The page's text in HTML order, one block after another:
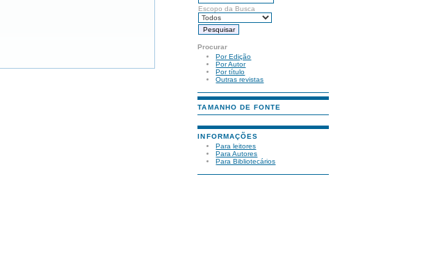
Escopo da Busca
Procurar
Por Edição
Por Autor
Por título
Outras revistas
TAMANHO DE FONTE
INFORMAÇÕES
Para leitores
Para Autores
Para Bibliotecários